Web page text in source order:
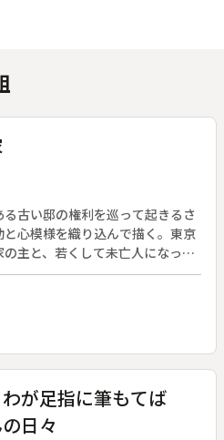
古い邸の権利を巡って起きるさ
心模様を織り込んで描く。東京
主と、若くして未亡人になった
する。◆吉村平吉は妻と息子を相
塩子も突然フランスへ旅立ち、
のの寂しい毎日を送っている。
を放棄したいと言っていること
平吉は塩子と喧嘩をし、フラン
が足指に筆もてば
日々